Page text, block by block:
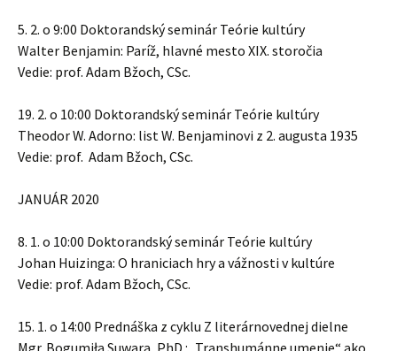
5. 2. o 9:00 Doktorandský seminár Teórie kultúry
Walter Benjamin: Paríž, hlavné mesto XIX. storočia
Vedie: prof. Adam Bžoch, CSc.
19. 2. o 10:00 Doktorandský seminár Teórie kultúry
Theodor W. Adorno: list W. Benjaminovi z 2. augusta 1935
Vedie: prof. Adam Bžoch, CSc.
JANUÁR 2020
8. 1. o 10:00 Doktorandský seminár Teórie kultúry
Johan Huizinga: O hraniciach hry a vážnosti v kultúre
Vedie: prof. Adam Bžoch, CSc.
15. 1. o 14:00 Prednáška z cyklu Z literárnovednej dielne
Mgr. Bogumiła Suwara, PhD.: „Transhumánne umenie“ ako